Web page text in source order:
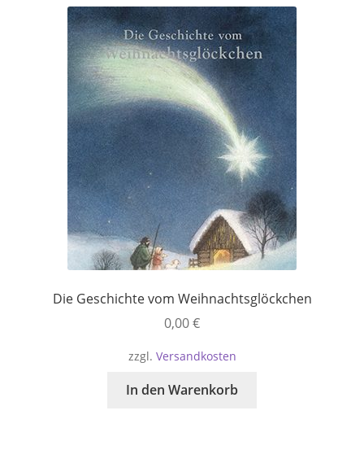
Die Geschichte vom Weihnachtsglöckchen
0,00€
zzgl. Versandkosten
In den Warenkorb